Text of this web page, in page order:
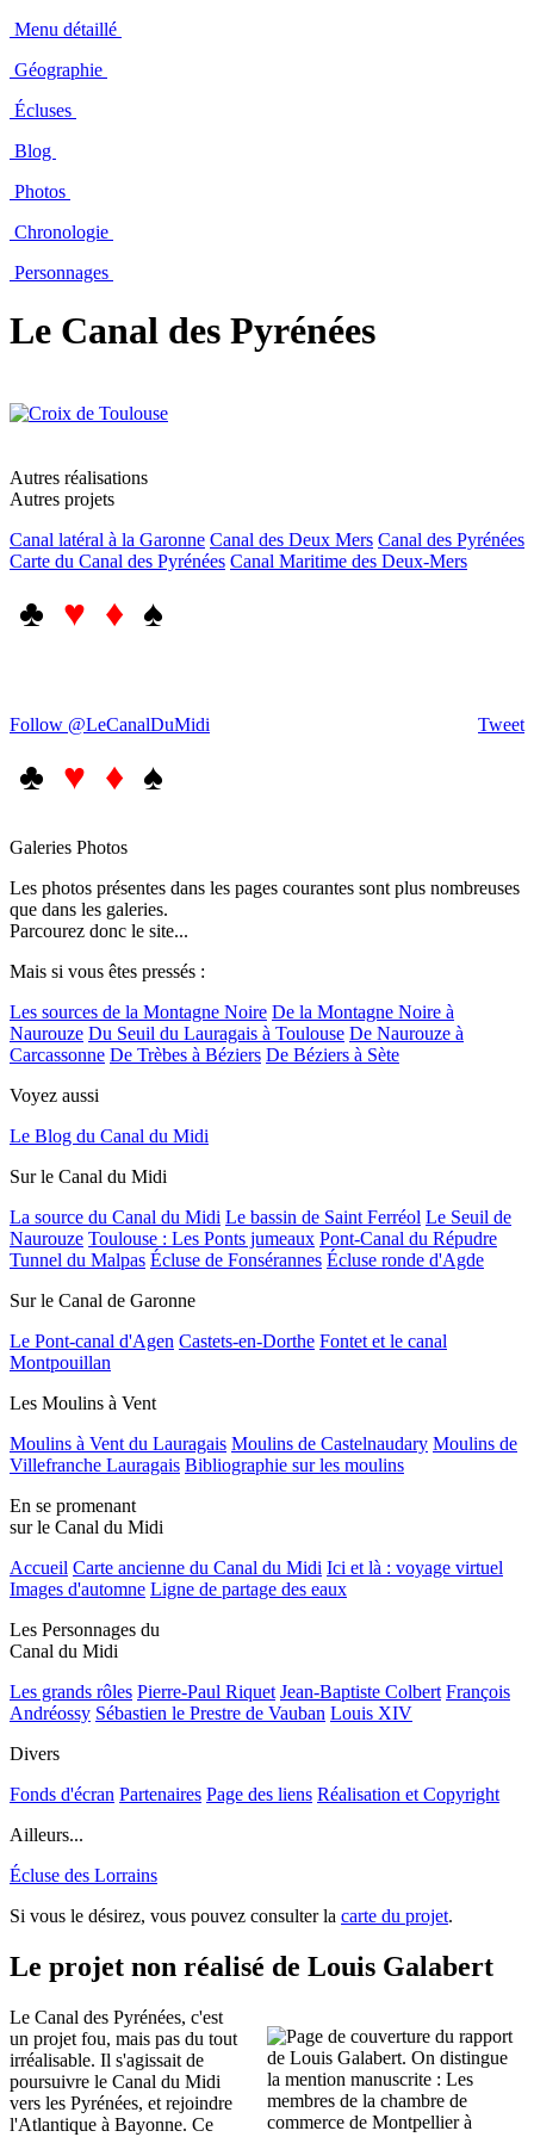
Menu détaillé
Géographie
Écluses
Blog
Photos
Chronologie
Personnages
Le Canal des Pyrénées
Autres réalisations
Autres projets
Canal latéral à la Garonne Canal des Deux Mers Canal des Pyrénées
Carte du Canal des Pyrénées Canal Maritime des Deux-Mers
♣ ♥ ♦ ♠
Tweet
Follow @LeCanalDuMidi
♣ ♥ ♦ ♠
Galeries Photos
Les photos présentes dans les pages courantes sont plus nombreuses
que dans les galeries.
Parcourez donc le site...
Mais si vous êtes pressés :
Les sources de la Montagne Noire De la Montagne Noire à
Naurouze Du Seuil du Lauragais à Toulouse De Naurouze à
Carcassonne De Trèbes à Béziers De Béziers à Sète
Voyez aussi
Le Blog du Canal du Midi
Sur le Canal du Midi
La source du Canal du Midi Le bassin de Saint Ferréol Le Seuil de
Naurouze Toulouse : Les Ponts jumeaux Pont-Canal du Répudre
Tunnel du Malpas Écluse de Fonsérannes Écluse ronde d'Agde
Sur le Canal de Garonne
Le Pont-canal d'Agen Castets-en-Dorthe Fontet et le canal
Montpouillan
Les Moulins à Vent
Moulins à Vent du Lauragais Moulins de Castelnaudary Moulins de
Villefranche Lauragais Bibliographie sur les moulins
En se promenant
sur le Canal du Midi
Accueil Carte ancienne du Canal du Midi Ici et là : voyage virtuel
Images d'automne Ligne de partage des eaux
Les Personnages du
Canal du Midi
Les grands rôles Pierre-Paul Riquet Jean-Baptiste Colbert François
Andréossy Sébastien le Prestre de Vauban Louis XIV
Divers
Fonds d'écran Partenaires Page des liens Réalisation et Copyright
Ailleurs...
Écluse des Lorrains
Si vous le désirez, vous pouvez consulter la carte du projet.
Le projet non réalisé de Louis Galabert
Le Canal des Pyrénées, c'est
un projet fou, mais pas du tout
irréalisable. Il s'agissait de
poursuivre le Canal du Midi
vers les Pyrénées, et rejoindre
l'Atlantique à Bayonne. Ce